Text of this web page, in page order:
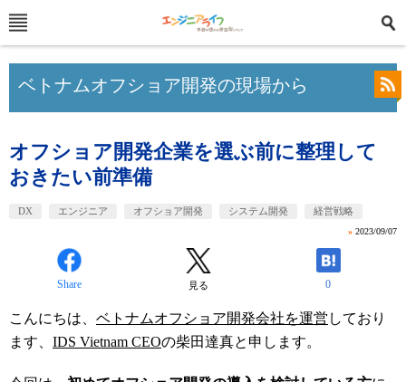
ベトナムオフショア開発の現場から
オフショア開発企業を選ぶ前に整理して
おきたい前準備
DX エンジニア オフショア開発 システム開発 経営戦略
» 2023/09/07
Share 見る 0
こんにちは、 ベトナムオフショア開発会社を運営 しており
ます、 IDS Vietnam CEOの柴田達真と申します。